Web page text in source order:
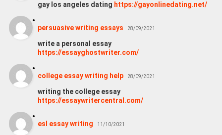
gay los angeles dating https://gayonlinedating.net/
persuasive writing essays 28/09/2021
write a personal essay
https://essayghostwriter.com/
college essay writing help 28/09/2021
writing the college essay
https://essaywritercentral.com/
esl essay writing 11/10/2021